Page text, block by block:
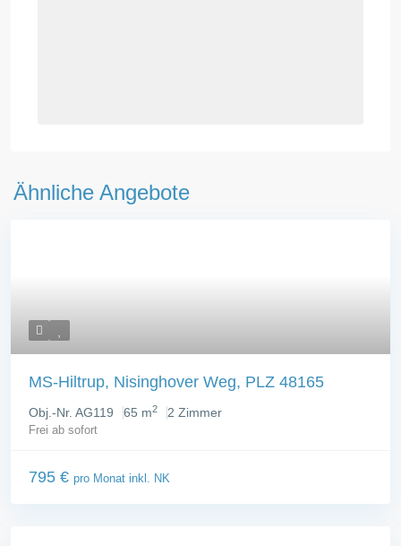
Ähnliche Angebote
MS-Hiltrup, Nisinghover Weg, PLZ 48165
Obj.-Nr. AG119 65 m2 2 Zimmer
Frei ab sofort
795 € pro Monat inkl. NK